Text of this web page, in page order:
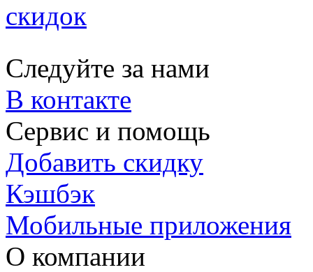
скидок
Следуйте за нами
В контакте
Сервис и помощь
Добавить скидку
Кэшбэк
Мобильные приложения
О компании